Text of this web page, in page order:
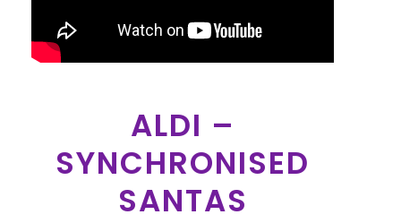
ALDI –
SYNCHRONISED
SANTAS